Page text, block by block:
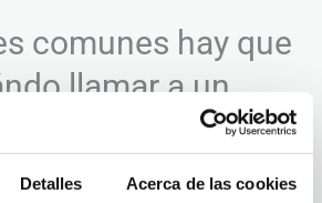
Detalles Acerca de las cookies
comunes hay que
llamar a un
frecuentes que merecen atención